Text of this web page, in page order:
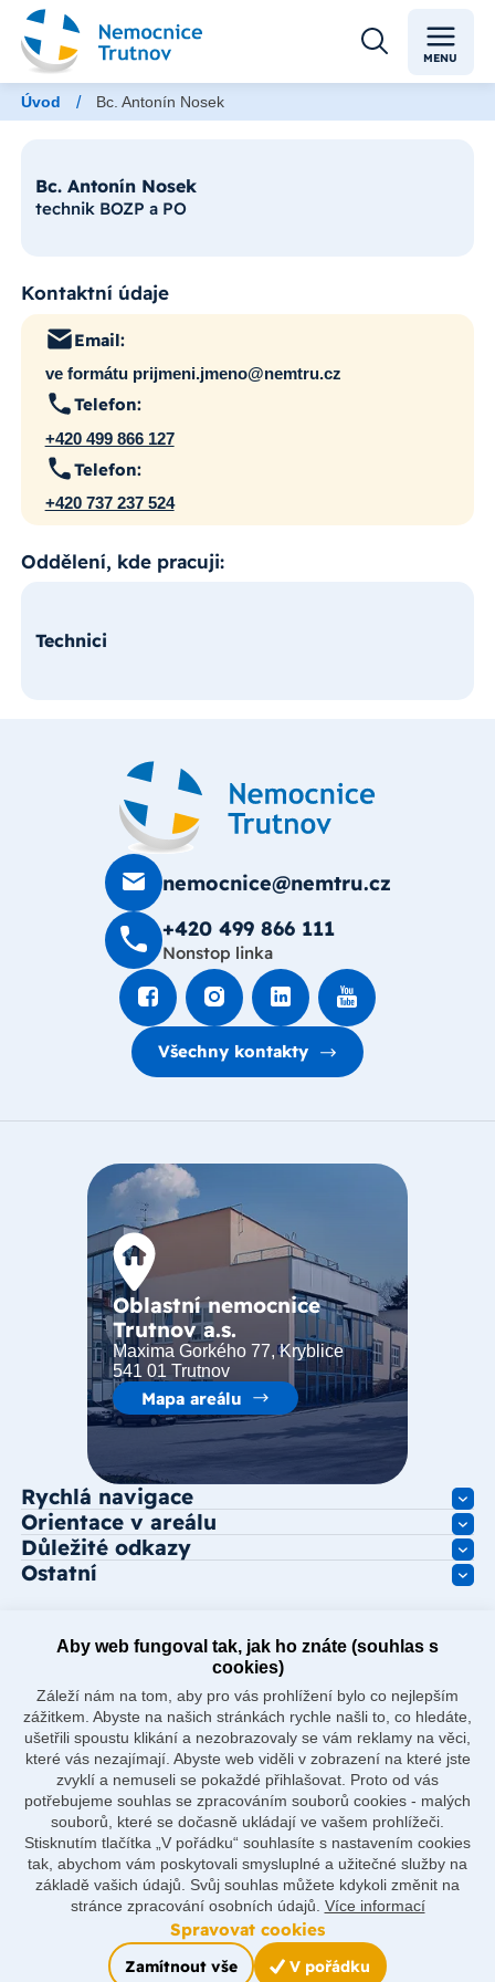
MENU
Úvod / Bc. Antonín Nosek
Bc. Antonín Nosek
technik BOZP a PO
Kontaktní údaje
Email:
ve formátu prijmeni.jmeno@nemtru.cz
Telefon:
+420 499 866 127
Telefon:
+420 737 237 524
Oddělení, kde pracuji:
Technici
nemocnice@nemtru.cz
+420 499 8­66 111
Nonstop linka
Všechny kontakty
Oblastní nemocnice
Trutnov a.s.
Maxima Gorkého 77, Kryblice
541 01 Trutnov
Mapa areálu
Rychlá navigace
Orientace v areálu
Důležité odkazy
Ostatní
Made by
Aby web fungoval tak, jak ho znáte (souhlas s
cookies)
Záleží nám na tom, aby pro vás prohlížení bylo co nejlepším
zážitkem. Abyste na našich stránkách rychle našli to, co hledáte,
ušetřili spoustu klikání a nezobrazovaly se vám reklamy na věci,
které vás nezajímají. Abyste web viděli v zobrazení na které jste
zvyklí a nemuseli se pokaždé přihlašovat. Proto od vás
potřebujeme souhlas se zpracováním souborů cookies - malých
souborů, které se dočasně ukládají ve vašem prohlížeči.
Stisknutím tlačítka „V pořádku“ souhlasíte s nastavením cookies
tak, abychom vám poskytovali smysluplné a užitečné služby na
základě vašich údajů. Svůj souhlas můžete kdykoli změnit na
stránce zpracování osobních údajů. Více informací
Spravovat cookies
Zamítnout vše V pořádku